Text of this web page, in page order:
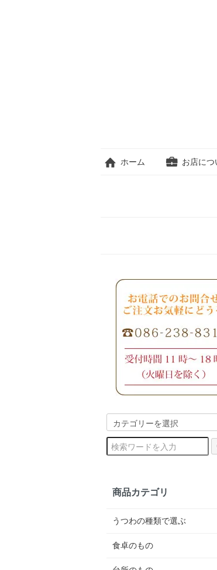
ホーム お店につ
商品カテゴリ
うつわの種類で選ぶ
食卓のもの